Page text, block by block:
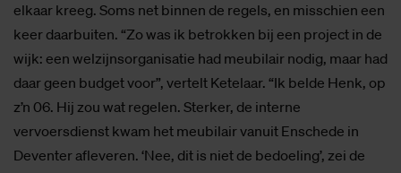
elkaar kreeg. Soms net binnen de regels, en misschien een
keer daarbuiten. “Zo was ik betrokken bij een project in de
wijk: een welzijnsorganisatie had meubilair nodig, maar had
daar geen budget voor”, vertelt Ketelaar. “Ik belde Henk, op
z’n 06. Hij zou wat regelen. Sterker, de interne
vervoersdienst kwam het meubilair vanuit Enschede in
Deventer afleveren. ‘Nee, dit is niet de bedoeling’, zei de